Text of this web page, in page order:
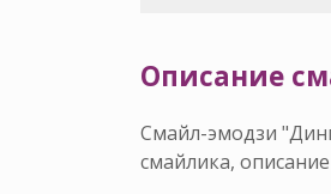
Описание
Смайл-эмодзи
смайлика,